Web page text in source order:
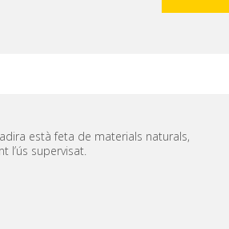
està feta de materials naturals,
l’ús supervisat.